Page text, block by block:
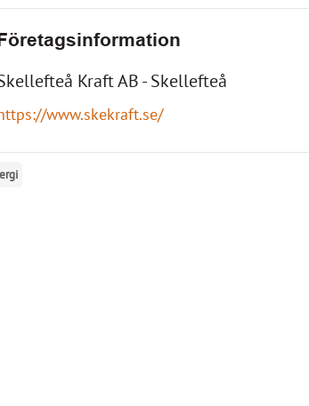
Kraft AB - Skellefteå
www.skekraft.se/